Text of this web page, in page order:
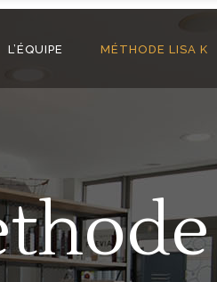
L’ÉQUIPE MÉTHODE LISA K